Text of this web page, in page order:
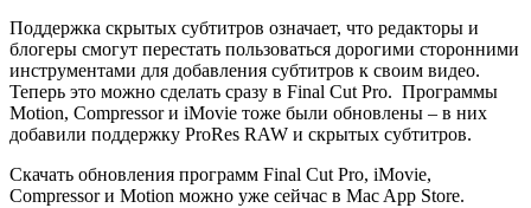
Поддержка скрытых субтитров означает, что редакторы и
блогеры смогут перестать пользоваться дорогими сторонними
инструментами для добавления субтитров к своим видео.
Теперь это можно сделать сразу в Final Cut Pro. Программы
Motion, Compressor и iMovie тоже были обновлены – в них
добавили поддержку ProRes RAW и скрытых субтитров.
Скачать обновления программ Final Cut Pro, iMovie,
Compressor и Motion можно уже сейчас в Mac App Store.